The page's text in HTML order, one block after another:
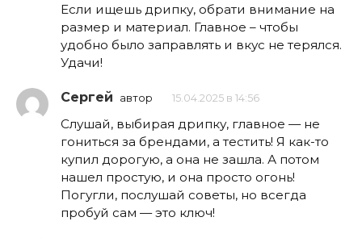
Если ищешь дрипку, обрати внимание на
размер и материал. Главное – чтобы
удобно было заправлять и вкус не терялся.
Удачи!
Сергей автор 15.04.2025 в 14:56
Слушай, выбирая дрипку, главное — не
гониться за брендами, а тестить! Я как-то
купил дорогую, а она не зашла. А потом
нашел простую, и она просто огонь!
Погугли, послушай советы, но всегда
пробуй сам — это ключ!